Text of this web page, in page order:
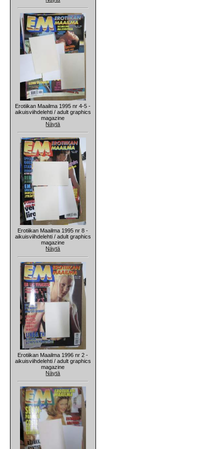
Erotiikan Maailma 1995 nr 4-5 -
aikuisviihdelehti / adult graphics
magazine
Näytä
Erotiikan Maailma 1995 nr 8 -
aikuisviihdelehti / adult graphics
magazine
Näytä
Erotiikan Maailma 1996 nr 2 -
aikuisviihdelehti / adult graphics
magazine
Näytä